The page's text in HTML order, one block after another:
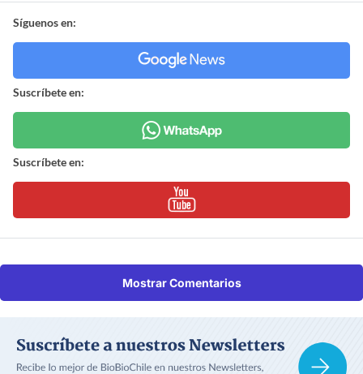
Síguenos en:
Suscríbete en:
Suscríbete en:
Mostrar Comentarios